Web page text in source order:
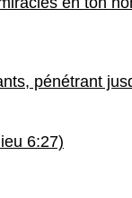
pénétrant
6:27)